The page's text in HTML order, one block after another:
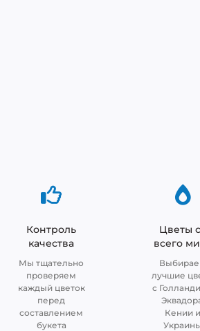
Контроль
качества
Мы тщательно
проверяем
каждый цветок
перед
составлением
букета
Цветы
всего
лучшие
с
Кении и